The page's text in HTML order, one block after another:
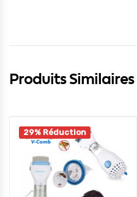
Produits Similaires
29% Réduction